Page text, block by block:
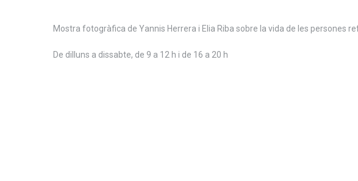
Mostra fotogràfica de Yannis Herrera i Elia Riba sobre la vida de les persones
De dilluns a dissabte, de 9 a 12 h i de 16 a 20 h